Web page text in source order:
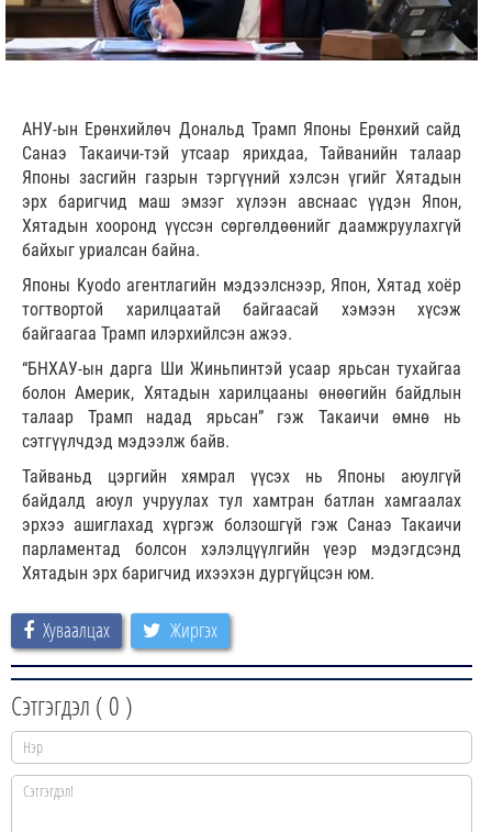
АНУ-ын Ерөнхийлөч Дональд Трамп Японы Ерөнхий сайд
Санаэ Такаичи-тэй утсаар ярихдаа, Тайванийн талаар
Японы засгийн газрын тэргүүний хэлсэн үгийг Хятадын
эрх баригчид маш эмзэг хүлээн авснаас үүдэн Япон,
Хятадын хооронд үүссэн сөргөлдөөнийг даамжруулахгүй
байхыг уриалсан байна.
Японы Kyodo агентлагийн мэдээлснээр, Япон, Хятад хоёр
тогтвортой харилцаатай байгаасай хэмээн хүсэж
байгаагаа Трамп илэрхийлсэн ажээ.
“БНХАУ-ын дарга Ши Жиньпинтэй усаар ярьсан тухайгаа
болон Америк, Хятадын харилцааны өнөөгийн байдлын
талаар Трамп надад ярьсан” гэж Такаичи өмнө нь
сэтгүүлчдэд мэдээлж байв.
Тайваньд цэргийн хямрал үүсэх нь Японы аюулгүй
байдалд аюул учруулах тул хамтран батлан хамгаалах
эрхээ ашиглахад хүргэж болзошгүй гэж Санаэ Такаичи
парламентад болсон хэлэлцүүлгийн үеэр мэдэгдсэнд
Хятадын эрх баригчид ихээхэн дургүйцсэн юм.
Хуваалцах Жиргэх
Сэтгэгдэл ( 0 )